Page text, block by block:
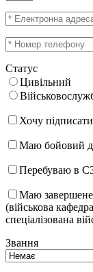
Статус
Цивільний
Хочу
Маю бойовий
Перебуваю в
Маю завершене
(військова
спеціалізована
Звання